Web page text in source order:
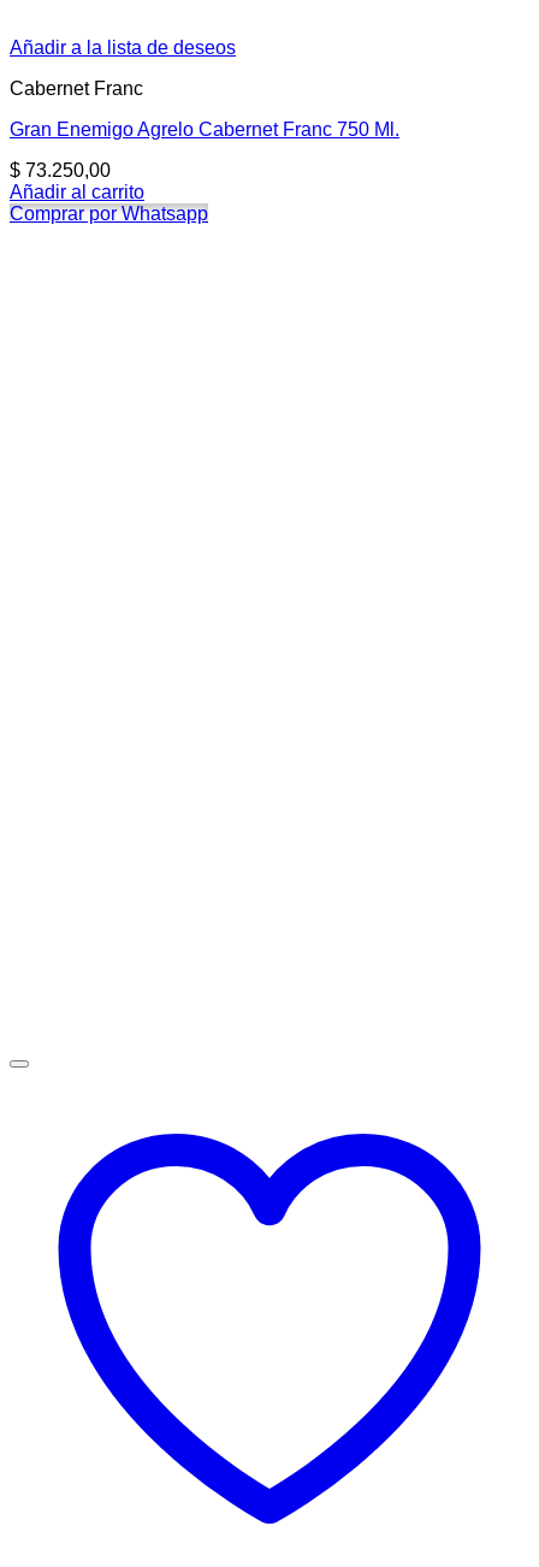
Añadir a la lista de deseos
Cabernet Franc
Gran Enemigo Agrelo Cabernet Franc 750 Ml.
$ 73.250,00
Añadir al carrito
Comprar por Whatsapp